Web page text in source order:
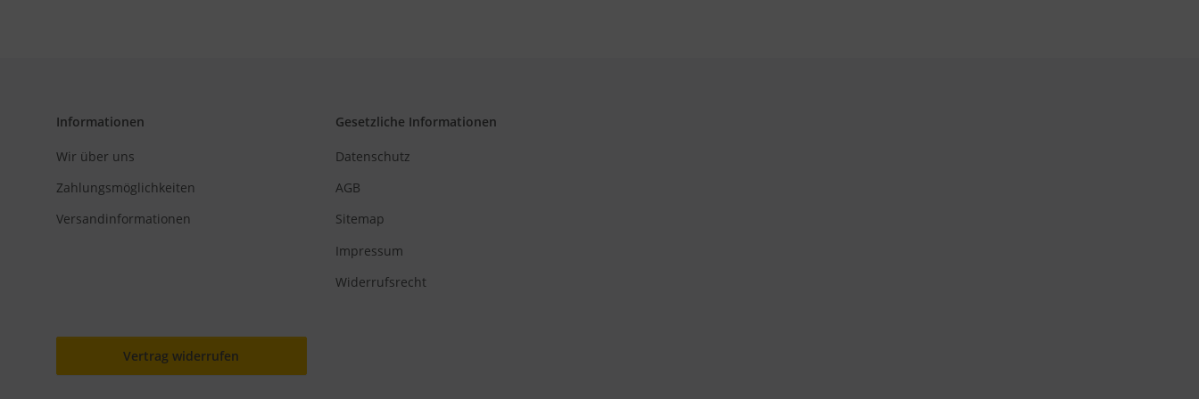
Informationen
Wir über uns
Zahlungsmöglichkeiten
Versandinformationen
Gesetzliche Informationen
Datenschutz
AGB
Sitemap
Impressum
Widerrufsrecht
Vertrag widerrufen